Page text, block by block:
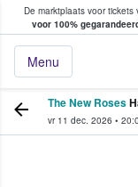
De marktplaats voor
voor 100%
Menu
tickets
The New Roses
vr 11 dec. 2026 •